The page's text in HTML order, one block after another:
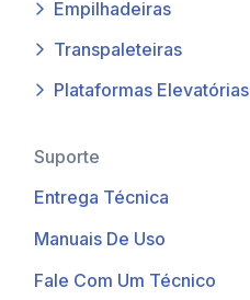
Empilhadeiras
Transpaleteiras
Plataformas Elevatórias
Suporte
Entrega Técnica
Manuais De Uso
Fale Com Um Técnico